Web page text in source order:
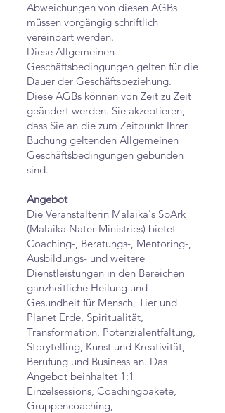
Abweichungen von diesen AGBs
müssen vorgängig schriftlich
vereinbart werden.
Diese Allgemeinen
Geschäftsbedingungen gelten für die
Dauer der Geschäftsbeziehung.
Diese AGBs können von Zeit zu Zeit
geändert werden. Sie akzeptieren,
dass Sie an die zum Zeitpunkt Ihrer
Buchung geltenden Allgemeinen
Geschäftsbedingungen gebunden
sind.
Angebot
Die Veranstalterin Malaika's SpArk
(Malaika Nater Ministries) bietet
Coaching-, Beratungs-, Mentoring-,
Ausbildungs- und weitere
Dienstleistungen in den Bereichen
ganzheitliche Heilung und
Gesundheit für Mensch, Tier und
Planet Erde, Spiritualität,
Transformation, Potenzialentfaltung,
Storytelling, Kunst und Kreativität,
Berufung und Business an. Das
Angebot beinhaltet 1:1
Einzelsessions, Coachingpakete,
Gruppencoaching,